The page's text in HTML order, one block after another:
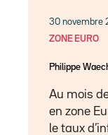
30 novembre
ZONE EURO
Philippe
Au mois
en zone
le taux